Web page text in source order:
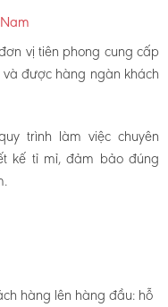
vị tiên phong cung cấp
và được hàng ngàn khách
trình làm việc chuyên
kế tỉ mỉ, đảm bảo đúng
hàng lên hàng đầu: hỗ